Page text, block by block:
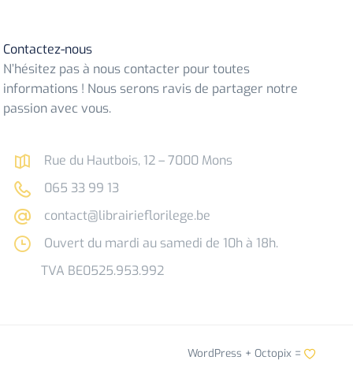
Contactez-nous
N’hésitez pas à nous contacter pour toutes
informations ! Nous serons ravis de partager notre
passion avec vous.
Rue du Hautbois, 12 – 7000 Mons
065 33 99 13
contact@librairieflorilege.be
Ouvert du mardi au samedi de 10h à 18h.
TVA BE0525.953.992
WordPress + Octopix=